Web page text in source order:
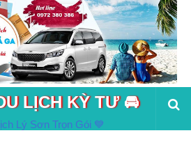
LỊCH KỲ TƯ 🚘
Lý Sơn Trọn Gói 💙